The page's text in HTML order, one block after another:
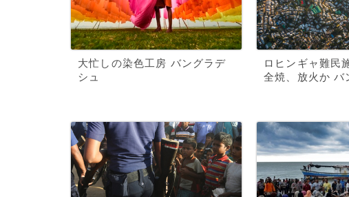
大忙しの染色工房 バングラデ
シュ
ロヒンギャ難民
全焼、放火か バ